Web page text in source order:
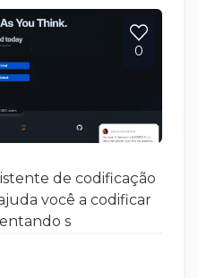
0
de codificação
você a codificar
s